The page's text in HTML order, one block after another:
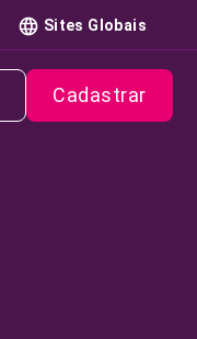
Sites Globais
Cadastrar